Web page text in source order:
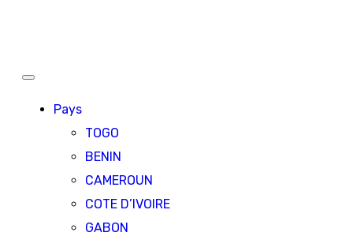
Pays
TOGO
BENIN
CAMEROUN
COTE D’IVOIRE
GABON